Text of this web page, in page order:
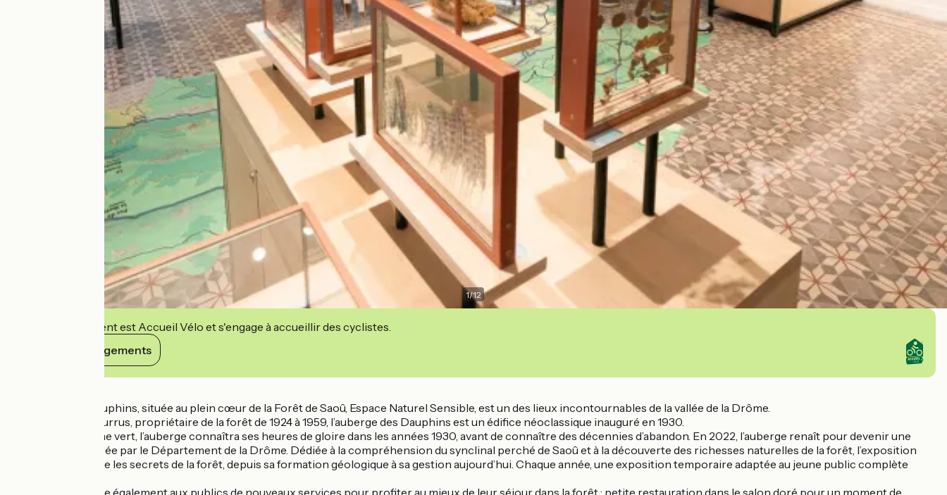
1/12
Cet établissement est Accueil Vélo et s'engage à accueillir des cyclistes.
Voir ses engagements
L'Auberge des Dauphins, située au plein cœur de la Forêt de Saoû, Espace Naturel Sensible, est un des lieux incontournables de la vallée de la Drôme.
Imaginée par M. Burrus, propriétaire de la forêt de 1924 à 1959, l’auberge des Dauphins est un édifice néoclassique inauguré en 1930.
Dédiée au tourisme vert, l’auberge connaîtra ses heures de gloire dans les années 1930, avant de connaître des décennies d’abandon. En 2022, l’auberge renaît pour devenir une
maison de site gérée par le Département de la Drôme. Dédiée à la compréhension du synclinal perché de Saoû et à la découverte des richesses naturelles de la forêt, l’exposition
permanente révèle les secrets de la forêt, depuis sa formation géologique à sa gestion aujourd’hui. Chaque année, une exposition temporaire adaptée au jeune public complète